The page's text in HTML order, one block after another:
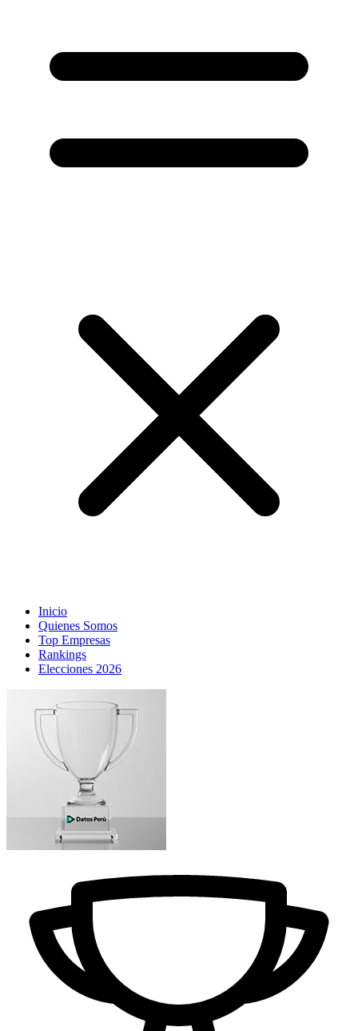
Inicio
Quienes Somos
Top Empresas
Rankings
Elecciones 2026